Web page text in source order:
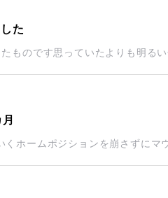
た
ものです思っていたよりも明る
くホームポジションを崩さずに